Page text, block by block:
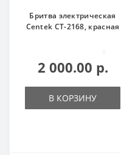
Бритва электрическая
Centek CT-2168, красная
2 000.00 р.
В КОРЗИНУ